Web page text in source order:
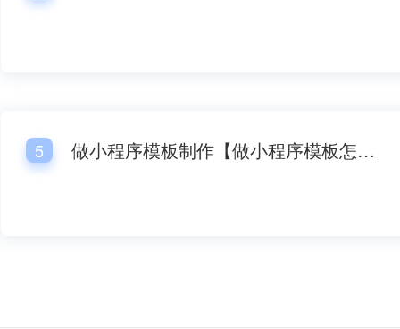
5 做小程序模板制作【做小程序模板怎么做】